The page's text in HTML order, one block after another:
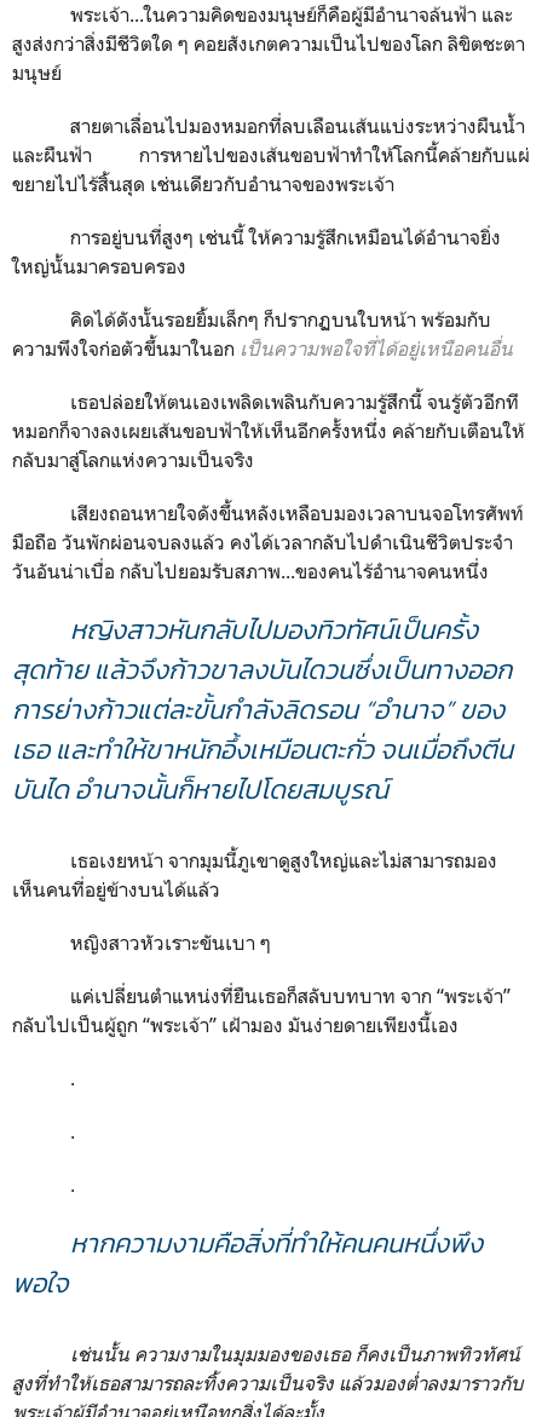
พระเจ้า...ในความคิดของมนุษย์ก็คือผู้มีอำนาจล้นฟ้า และ
สูงส่งกว่าสิ่งมีชีวิตใด ๆ คอยสังเกตความเป็นไปของโลก ลิขิตชะตา
มนุษย์
สายตาเลื่อนไปมองหมอกที่ลบเลือนเส้นแบ่งระหว่างผืนน้ำ
และผืนฟ้า การหายไปของเส้นขอบฟ้าทำให้โลกนี้คล้ายกับแผ่
ขยายไปไร้สิ้นสุด เช่นเดียวกับอำนาจของพระเจ้า
การอยู่บนที่สูงๆ เช่นนี้ ให้ความรู้สึกเหมือนได้อำนาจยิ่ง
ใหญ่นั้นมาครอบครอง
คิดได้ดังนั้นรอยยิ้มเล็กๆ ก็ปรากฏบนใบหน้า พร้อมกับ
ความพึงใจก่อตัวขึ้นมาในอก เป็นความพอใจที่ได้อยู่เหนือคนอื่น
เธอปล่อยให้ตนเองเพลิดเพลินกับความรู้สึกนี้ จนรู้ตัวอีกที
หมอกก็จางลงเผยเส้นขอบฟ้าให้เห็นอีกครั้งหนึ่ง คล้ายกับเตือนให้
กลับมาสู่โลกแห่งความเป็นจริง
เสียงถอนหายใจดังขึ้นหลังเหลือบมองเวลาบนจอโทรศัพท์
มือถือ วันพักผ่อนจบลงแล้ว คงได้เวลากลับไปดำเนินชีวิตประจำ
วันอันน่าเบื่อ กลับไปยอมรับสภาพ...ของคนไร้อำนาจคนหนึ่ง
หญิงสาวหันกลับไปมองทิวทัศน์เป็นครั้ง
สุดท้าย แล้วจึงก้าวขาลงบันไดวนซึ่งเป็นทางออก
การย่างก้าวแต่ละขั้นกำลังลิดรอน “อำนาจ”ของ
เธอ และทำให้ขาหนักอึ้งเหมือนตะกั่ว จนเมื่อถึงตีน
บันไดอำนาจนั้นก็หายไปโดยสมบูรณ์
เธอเงยหน้า จากมุมนี้ภูเขาดูสูงใหญ่และไม่สามารถมอง
เห็นคนที่อยู่ข้างบนได้แล้ว
หญิงสาวหัวเราะขันเบา ๆ
แค่เปลี่ยนตำแหน่งที่ยืนเธอก็สลับบทบาท จาก “พระเจ้า”
กลับไปเป็นผู้ถูก “พระเจ้า” เฝ้ามอง มันง่ายดายเพียงนี้เอง
.
.
.
หากความงามคือสิ่งที่ทำให้คนคนหนึ่งพึง
พอใจ
เช่นนั้น ความงามในมุมมองของเธอ ก็คงเป็นภาพทิวทัศน์
สูงที่ทำให้เธอสามารถละทิ้งความเป็นจริง แล้วมองต่ำลงมาราวกับ
พระเจ้าผู้มีอำนาจอยู่เหนือทุกสิ่งได้ละมั้ง